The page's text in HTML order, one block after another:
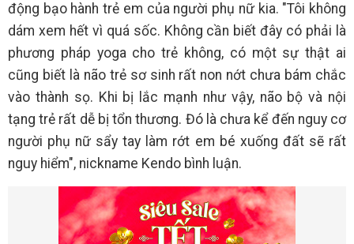
động bạo hành trẻ em của người phụ nữ kia. "Tôi không
dám xem hết vì quá sốc. Không cần biết đây có phải là
phương pháp yoga cho trẻ không, có một sự thật ai
cũng biết là não trẻ sơ sinh rất non nớt chưa bám chắc
vào thành sọ. Khi bị lắc mạnh như vậy, não bộ và nội
tạng trẻ rất dễ bị tổn thương. Đó là chưa kể đến nguy cơ
người phụ nữ sẩy tay làm rớt em bé xuống đất sẽ rất
nguy hiểm", nickname Kendo bình luận.